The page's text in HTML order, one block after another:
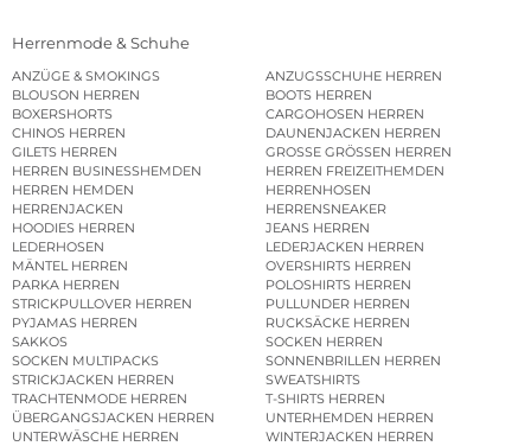
Herrenmode & Schuhe
ANZÜGE & SMOKINGS
ANZUGSSCHUHE HERREN
BLOUSON HERREN
BOOTS HERREN
BOXERSHORTS
CARGOHOSEN HERREN
CHINOS HERREN
DAUNENJACKEN HERREN
GILETS HERREN
GROSSE GRÖSSEN HERREN
HERREN BUSINESSHEMDEN
HERREN FREIZEITHEMDEN
HERREN HEMDEN
HERRENHOSEN
HERRENJACKEN
HERRENSNEAKER
HOODIES HERREN
JEANS HERREN
LEDERHOSEN
LEDERJACKEN HERREN
MÄNTEL HERREN
OVERSHIRTS HERREN
PARKA HERREN
POLOSHIRTS HERREN
STRICKPULLOVER HERREN
PULLUNDER HERREN
PYJAMAS HERREN
RUCKSÄCKE HERREN
SAKKOS
SOCKEN HERREN
SOCKEN MULTIPACKS
SONNENBRILLEN HERREN
STRICKJACKEN HERREN
SWEATSHIRTS
TRACHTENMODE HERREN
T-SHIRTS HERREN
ÜBERGANGSJACKEN HERREN
UNTERHEMDEN HERREN
UNTERWÄSCHE HERREN
WINTERJACKEN HERREN